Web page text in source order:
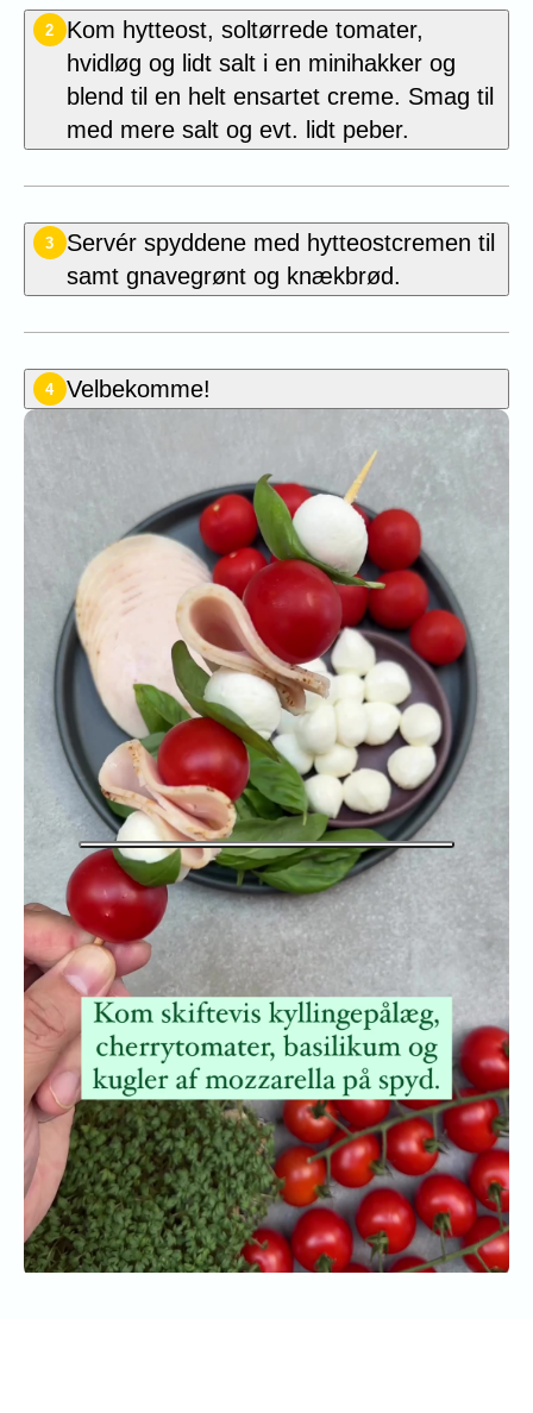
2
Kom hytteost, soltørrede tomater,
hvidløg og lidt salt i en minihakker og
blend til en helt ensartet creme. Smag til
med mere salt og evt. lidt peber.
3
Servér spyddene med hytteostcremen til
samt gnavegrønt og knækbrød.
4 Velbekomme!